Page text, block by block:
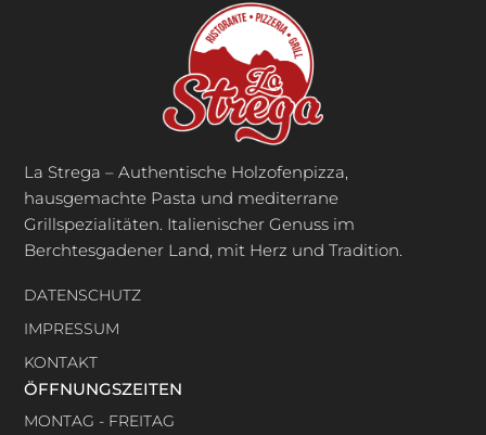
La Strega – Authentische Holzofenpizza,
hausgemachte Pasta und mediterrane
Grillspezialitäten. Italienischer Genuss im
Berchtesgadener Land, mit Herz und Tradition.
DATENSCHUTZ
IMPRESSUM
KONTAKT
ÖFFNUNGSZEITEN
MONTAG - FREITAG